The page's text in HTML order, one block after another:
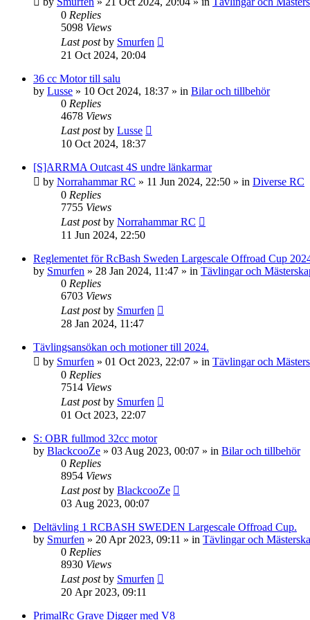
0 Replies
5098 Views
Last postby Smurfen
21 Oct 2024, 20:04
36 cc Motor till salu
by Lusse » 10 Oct 2024, 18:37 » in Bilar och tillbehör
0 Replies
4678 Views
Last postby Lusse
10 Oct 2024, 18:37
[S]ARRMA Outcast 4S undre länkarmar
by Norrahammar RC » 11 Jun 2024, 22:50 » in Diverse RC
0 Replies
7755 Views
Last postby Norrahammar RC
11 Jun 2024, 22:50
Reglementet för RcBash Sweden Largescale Offroad Cup
by Smurfen » 28 Jan 2024, 11:47 » in Tävlingar och
0 Replies
6703 Views
Last postby Smurfen
28 Jan 2024, 11:47
Tävlingsansökan och motioner till 2024.
by Smurfen » 01 Oct 2023, 22:07 » in Tävlingar och
0 Replies
7514 Views
Last postby Smurfen
01 Oct 2023, 22:07
S: OBR fullmod 32cc motor
by BlackcooZe » 03 Aug 2023, 00:07 » in Bilar och tillbehör
0 Replies
8954 Views
Last postby BlackcooZe
03 Aug 2023, 00:07
Deltävling 1 RCBASH SWEDEN Largescale Offroad Cup.
by Smurfen » 20 Apr 2023, 09:11 » in Tävlingar och
0 Replies
8930 Views
Last postby Smurfen
20 Apr 2023, 09:11
PrimalRc Grave Digger med V8